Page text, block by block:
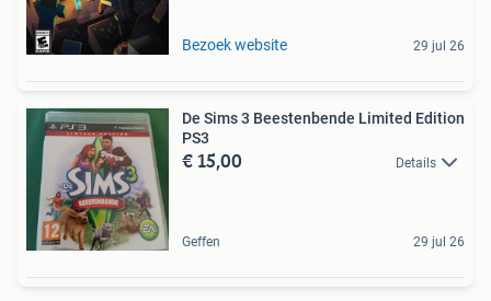
Bezoek website 29 jul 26
De Sims 3 Beestenbende Limited Edition
PS3
€ 15,00 Details
Geffen 29 jul 26